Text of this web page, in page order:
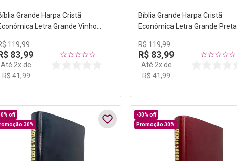
Grande Harpa Cristã
Letra Grande Vinho
119,99
83,99
Até 2x de
R$ 41,99
☆☆☆☆☆
Bíblia Grande Harpa Cristã
Econômica Letra Grande Preta
R$119,99
R$ 83,99
Até 2x de
R$ 41,99
☆☆☆☆☆
off
30%
-30% off
Promoção 30%